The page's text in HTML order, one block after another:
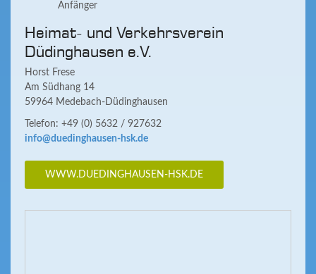
Anfänger
Heimat- und Verkehrsverein
Düdinghausen e.V.
Horst Frese
Am Südhang 14
59964 Medebach-Düdinghausen
Telefon: +49 (0) 5632 / 927632
info@duedinghausen-hsk.de
WWW.DUEDINGHAUSEN-HSK.DE